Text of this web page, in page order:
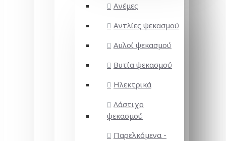
Ανέμες
Αντλίες ψεκασμού
Αυλοί ψεκασμού
Βυτία ψεκασμού
Ηλεκτρικά
Λάστιχο
ψεκασμού
Παρελκόμενα -